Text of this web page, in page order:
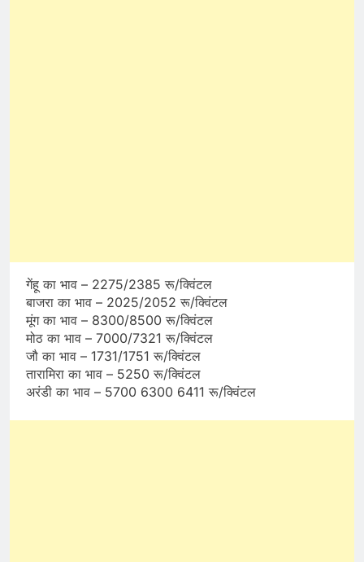
गेंहू का भाव – 2275/2385 रू/क्विंटल
बाजरा का भाव – 2025/2052 रू/क्विंटल
मूंग का भाव – 8300/8500 रू/क्विंटल
मोठ का भाव – 7000/7321 रू/क्विंटल
जौ का भाव – 1731/1751 रू/क्विंटल
तारामिरा का भाव – 5250 रू/क्विंटल
अरंडी का भाव – 5700 6300 6411 रू/क्विंटल